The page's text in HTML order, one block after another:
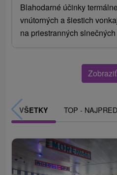
Blahodarné účinky
vnútorných a šiestich
na priestranných
VŠETKY TOP -